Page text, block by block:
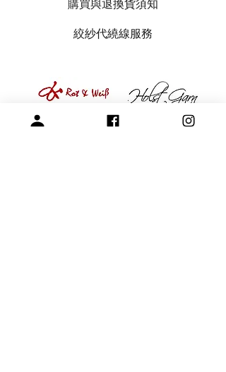
購買與退換貨須知
絞紗代繞線服務